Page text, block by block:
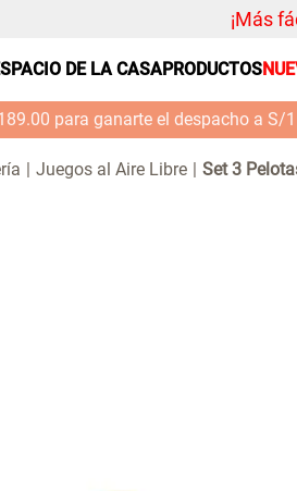
¡Más
DE LA CASAPRODUCTOS
para ganarte el despacho a S/1
Juegos al Aire Libre Set 3
Cojin